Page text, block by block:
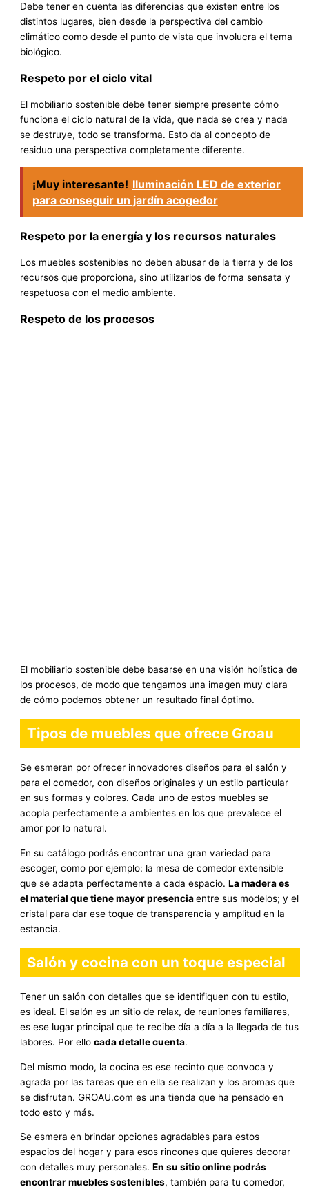
Debe tener en cuenta las diferencias que existen entre los
distintos lugares, bien desde la perspectiva del cambio
climático como desde el punto de vista que involucra el tema
biológico.
Respeto por el ciclo vital
El mobiliario sostenible debe tener siempre presente cómo
funciona el ciclo natural de la vida, que nada se crea y nada
se destruye, todo se transforma. Esto da al concepto de
residuo una perspectiva completamente diferente.
¡Muy interesante! Iluminación LED de exterior
para conseguir un jardín acogedor
Respeto por la energía y los recursos naturales
Los muebles sostenibles no deben abusar de la tierra y de los
recursos que proporciona, sino utilizarlos de forma sensata y
respetuosa con el medio ambiente.
Respeto de los procesos
El mobiliario sostenible debe basarse en una visión holística de
los procesos, de modo que tengamos una imagen muy clara
de cómo podemos obtener un resultado final óptimo.
Tipos de muebles que ofrece Groau
Se esmeran por ofrecer innovadores diseños para el salón y
para el comedor, con diseños originales y un estilo particular
en sus formas y colores. Cada uno de estos muebles se
acopla perfectamente a ambientes en los que prevalece el
amor por lo natural.
En su catálogo podrás encontrar una gran variedad para
escoger, como por ejemplo: la mesa de comedor extensible
que se adapta perfectamente a cada espacio.La madera es
el material que tiene mayor presenciaentre sus modelos; y el
cristal para dar ese toque de transparencia y amplitud en la
estancia.
Salón y cocina con un toque especial
Tener un salón con detalles que se identifiquen con tu estilo,
es ideal. El salón es un sitio de relax, de reuniones familiares,
es ese lugar principal que te recibe día a día a la llegada de tus
labores. Por ellocada detalle cuenta.
Del mismo modo, la cocina es ese recinto que convoca y
agrada por las tareas que en ella se realizan y los aromas que
se disfrutan. GROAU.com es una tienda que ha pensado en
todo esto y más.
Se esmera en brindar opciones agradables para estos
espacios del hogar y para esos rincones que quieres decorar
con detalles muy personales.En su sitio online podrás
encontrar muebles sostenibles, también para tu comedor,